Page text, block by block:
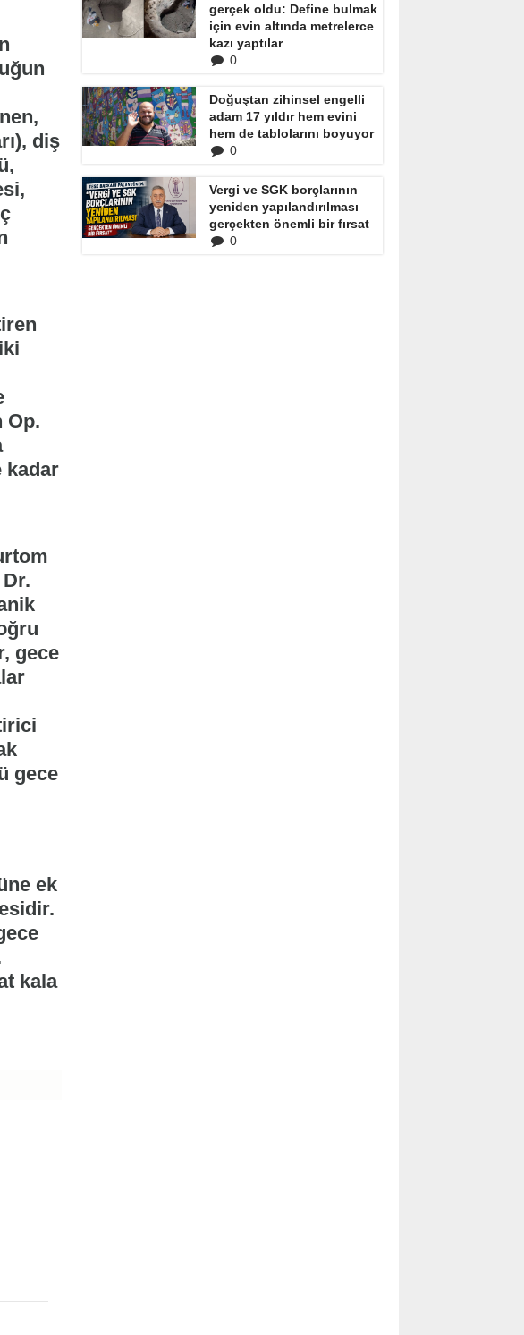
diş
Op.
kadar
gece
gece
ek
kala
gerçek oldu: Define bulmak
için evin altında metrelerce
kazı yaptılar
0
Doğuştan zihinsel engelli
adam 17 yıldır hem evini
hem de tablolarını boyuyor
0
Vergi ve SGK borçlarının
yeniden yapılandırılması
gerçekten önemli bir fırsat
0